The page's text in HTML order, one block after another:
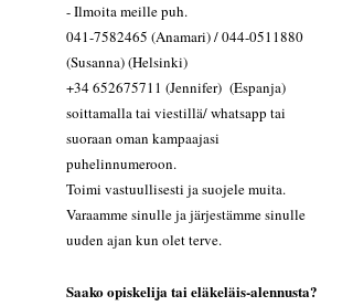
- Ilmoita meille puh.
041-7582465 (Anamari) / 044-0511880
(Susanna) (Helsinki)
+34 652675711 (Jennifer) (Espanja)
soittamalla tai viestillä/ whatsapp tai
suoraan oman kampaajasi
puhelinnumeroon.
Toimi vastuullisesti ja suojele muita.
Varaamme sinulle ja järjestämme sinulle
uuden ajan kun olet terve.
Saako opiskelija tai eläkeläis-alennusta?